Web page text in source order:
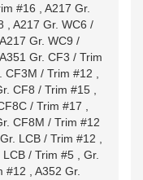
#16
A217 Gr.
A217 Gr. WC6 /
A217 Gr. WC9 /
A351 Gr. CF3 / Trim
CF3M / Trim #12
CF8 / Trim #15
/ Trim #17
CF8M / Trim #12
LCB / Trim #12
LCB / Trim #5
Gr.
#12
A352 Gr.